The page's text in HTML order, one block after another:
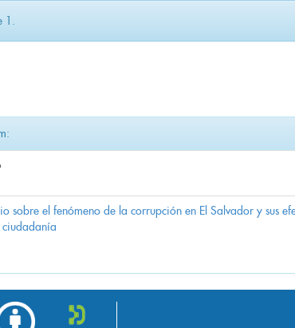
1.
sobre el fenómeno de la corrupción en El Salvador y sus
ciudadanía